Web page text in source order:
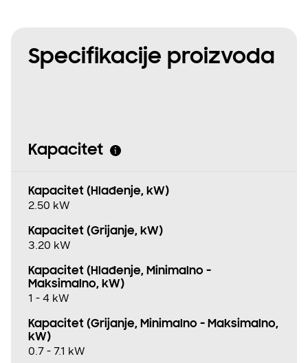
Specifikacije proizvoda
Kapacitet
Kapacitet (Hlađenje, kW)
2.50 kW
Kapacitet (Grijanje, kW)
3.20 kW
Kapacitet (Hlađenje, Minimalno -
Maksimalno, kW)
1 - 4 kW
Kapacitet (Grijanje, Minimalno - Maksimalno,
kW)
0.7 - 7.1 kW